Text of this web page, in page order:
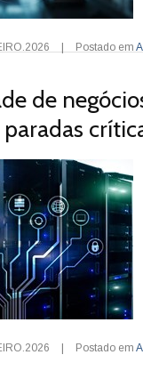
Postado em
de
Postado em